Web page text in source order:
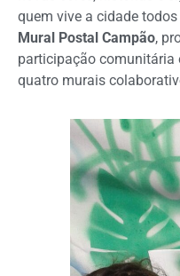
quem vive a cidade
Mural Postal Campão,
participação comunitária
quatro murais